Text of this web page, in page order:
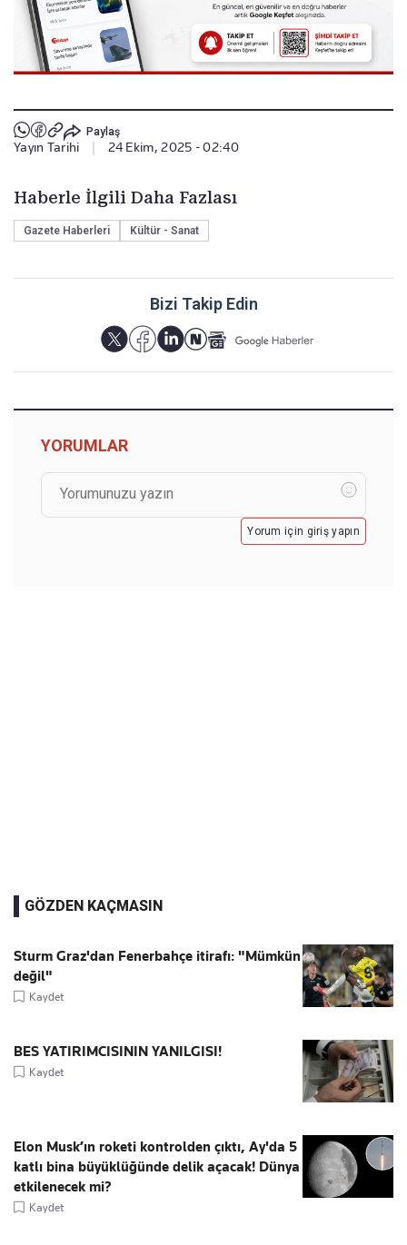
Paylaş
Yayın Tarihi 24 Ekim, 2025 - 02:40
Haberle İlgili Daha Fazlası
Gazete Haberleri Kültür - Sanat
Bizi Takip Edin
YORUMLAR
Yorum için giriş yapın
GÖZDEN KAÇMASIN
Sturm Graz'dan Fenerbahçe itirafı: "Mümkün
değil"
Kaydet
BES YATIRIMCISININ YANILGISI!
Kaydet
Elon Musk’ın roketi kontrolden çıktı, Ay'da 5
katlı bina büyüklüğünde delik açacak! Dünya
etkilenecek mi?
Kaydet